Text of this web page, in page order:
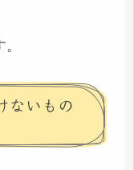
ないもの